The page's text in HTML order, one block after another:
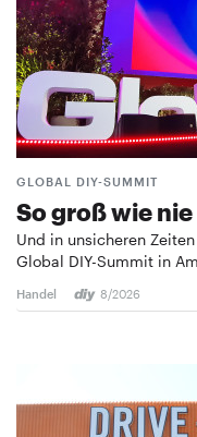
GLOBAL DIY-SUMMIT
So groß wie nie
Und in unsicheren
Global DIY-Summit in
Handel 8/2026